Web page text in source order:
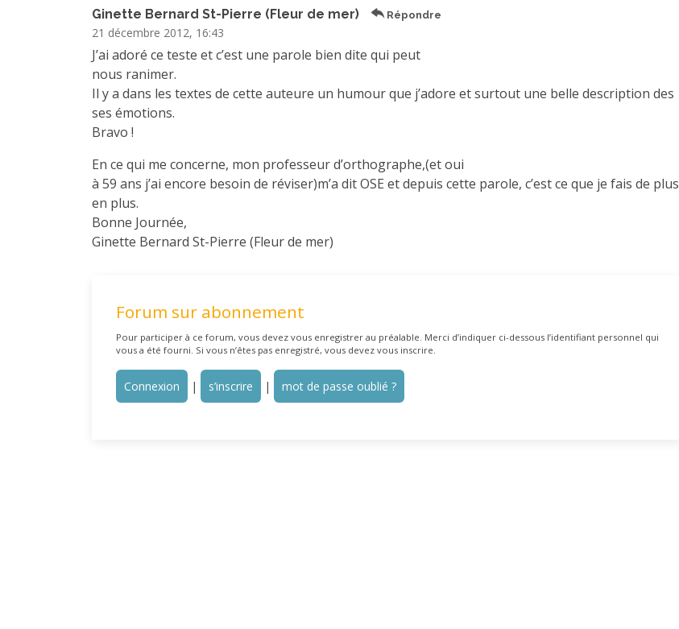
Ginette Bernard St-Pierre (Fleur de mer) Répondre
21 décembre 2012, 16:43
J’ai adoré ce teste et c’est une parole bien dite qui peut
nous ranimer.
Il y a dans les textes de cette auteure un humour que j’adore et surtout une belle description des
ses émotions.
Bravo !
En ce qui me concerne, mon professeur d’orthographe,(et oui
à 59 ans j’ai encore besoin de réviser)m’a dit OSE et depuis cette parole, c’est ce que je fais de plus
en plus.
Bonne Journée,
Ginette Bernard St-Pierre (Fleur de mer)
Forum sur abonnement
Pour participer à ce forum, vous devez vous enregistrer au préalable. Merci d’indiquer ci-dessous l’identifiant personnel qui
vous a été fourni. Si vous n’êtes pas enregistré, vous devez vous inscrire.
Connexion | s’inscrire | mot de passe oublié ?